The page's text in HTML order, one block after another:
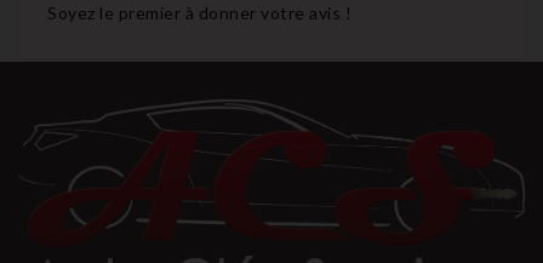
Soyez le premier à donner votre avis !